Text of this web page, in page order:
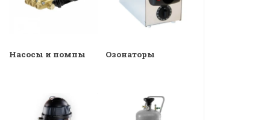
Насосы и помпы Озонаторы